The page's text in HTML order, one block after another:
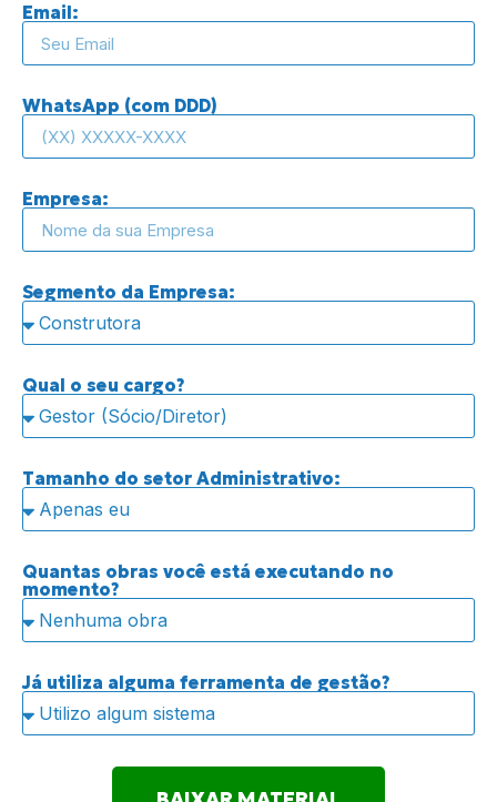
Email:
WhatsApp (com DDD)
Empresa:
Segmento da Empresa:
Qual o seu cargo?
Tamanho do setor Administrativo:
Quantas obras você está executando no
momento?
Já utiliza alguma ferramenta de gestão?